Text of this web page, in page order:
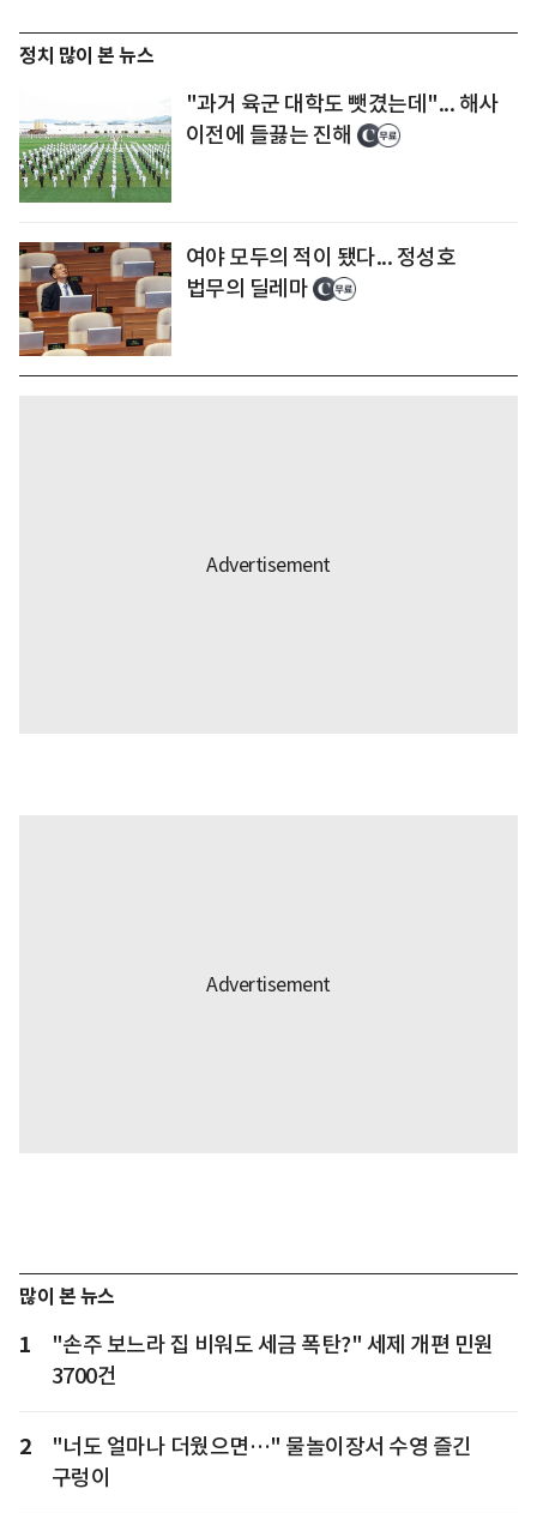
정치 많이 본 뉴스
"과거 육군 대학도 뺏겼는데"... 해사
이전에 들끓는 진해
여야 모두의 적이 됐다... 정성호
법무의 딜레마
많이 본 뉴스
1
"손주 보느라 집 비워도 세금 폭탄?" 세제 개편 민원
3700건
2
"너도 얼마나 더웠으면…" 물놀이장서 수영 즐긴
구렁이